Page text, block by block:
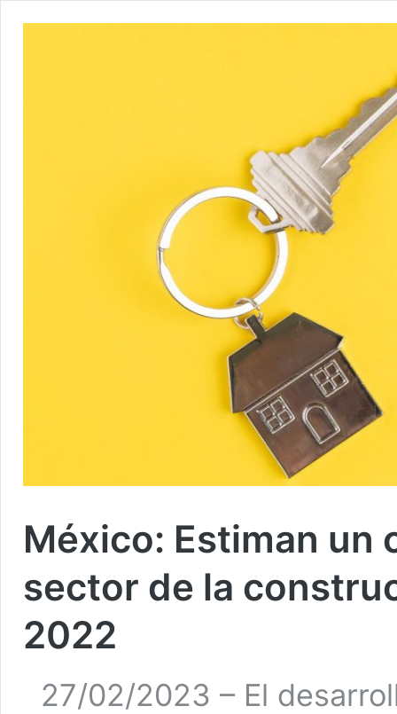
México: Estiman un
sector de la
2022
27/02/2023 – El